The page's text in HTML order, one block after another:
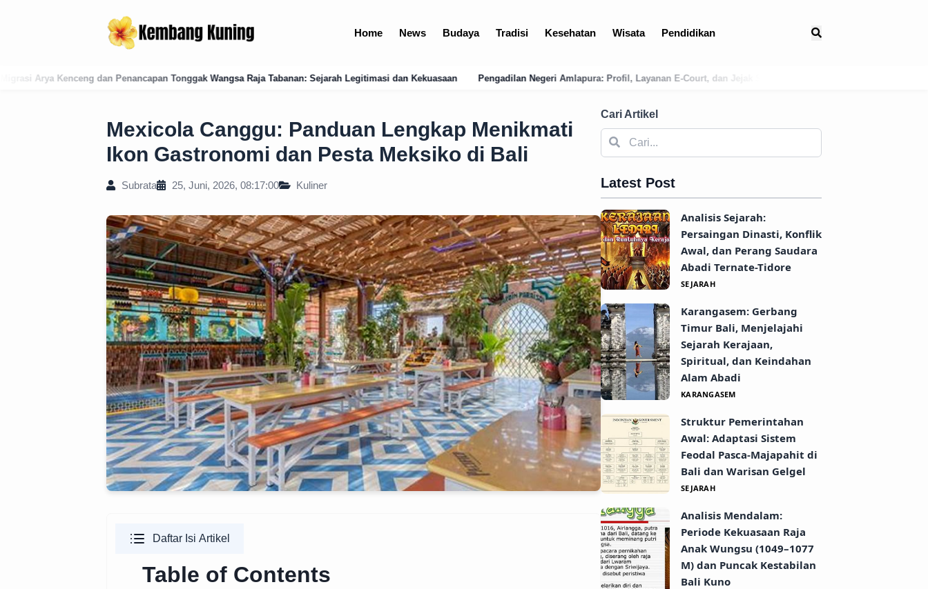
Home News Budaya Tradisi Kesehatan Wisata Pendidikan
Tonggak Wangsa Raja Tabanan: Sejarah Legitimasi dan Kekuasaan Pengadilan Negeri Amlapura: Profil, Layanan E-Court, dan Jejak Sejarah Peradilan di Karangasem
Mexicola Canggu: Panduan Lengkap Menikmati
Ikon Gastronomi dan Pesta Meksiko di Bali
Subrata 25, Juni, 2026, 08:17:00 Kuliner
Daftar Isi Artikel
Table of Contents
Cari Artikel
Latest Post
Analisis Sejarah:
Persaingan Dinasti, Konflik
Awal, dan Perang Saudara
Abadi Ternate-Tidore
SEJARAH
Karangasem: Gerbang
Timur Bali, Menjelajahi
Sejarah Kerajaan,
Spiritual, dan Keindahan
Alam Abadi
KARANGASEM
Struktur Pemerintahan
Awal: Adaptasi Sistem
Feodal Pasca-Majapahit di
Bali dan Warisan Gelgel
SEJARAH
Analisis Mendalam:
Periode Kekuasaan Raja
Anak Wungsu (1049–1077
M) dan Puncak Kestabilan
Bali Kuno